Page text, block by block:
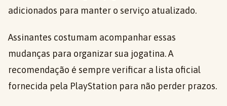
adicionados para manter o serviço atualizado.
Assinantes costumam acompanhar essas
mudanças para organizar sua jogatina. A
recomendação é sempre verificar a lista oficial
fornecida pela PlayStation para não perder prazos.